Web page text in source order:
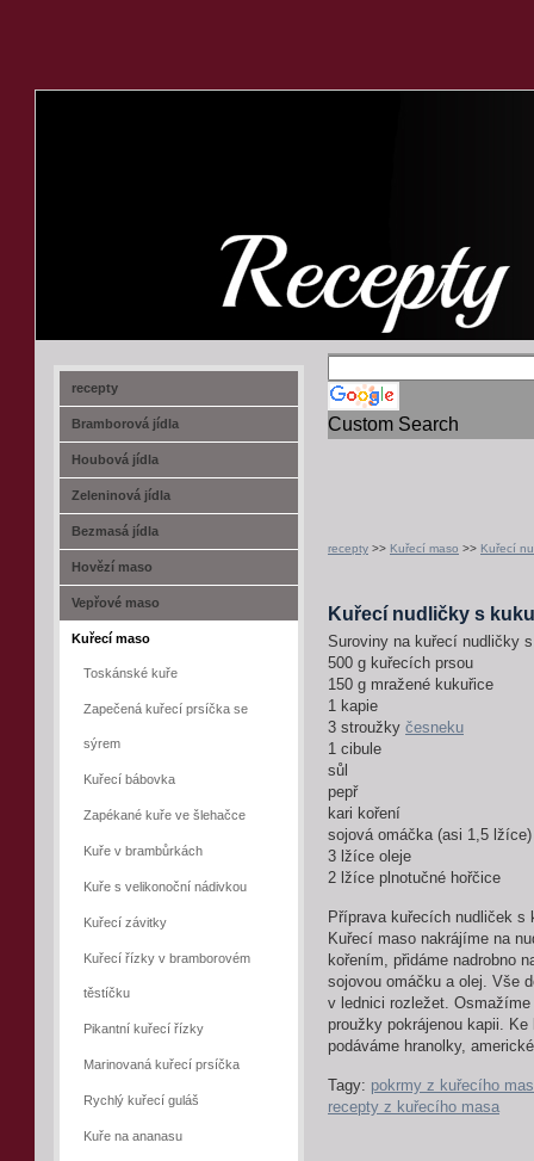
Custom Search
recepty >> Kuřecí maso >> Kuřecí
Kuřecí nudličky s
Suroviny na kuřecí nudličky
500 g kuřecích prsou
150 g mražené kukuřice
1 kapie
3 stroužky česneku
1 cibule
sůl
pepř
kari koření
sojová omáčka (asi 1,5 lžíce)
3 lžíce oleje
2 lžíce plnotučné hořčice
Příprava kuřecích nudliček s
Kuřecí maso nakrájíme na
kořením, přidáme nadrobno
sojovou omáčku a olej. Vše
v lednici rozležet. Osmažíme
proužky pokrájenou kapii.
podáváme hranolky,
Tagy: pokrmy z kuřecího
recepty z kuřecího masa
recepty
Bramborová jídla
Houbová jídla
Zeleninová jídla
Bezmasá jídla
Hovězí maso
Vepřové maso
Kuřecí maso
Toskánské kuře
Zapečená kuřecí prsíčka se
sýrem
Kuřecí bábovka
Zapékané kuře ve šlehačce
Kuře v brambůrkách
Kuře s velikonoční nádivkou
Kuřecí závitky
Kuřecí řízky v bramborovém
těstíčku
Pikantní kuřecí řízky
Marinovaná kuřecí prsíčka
Rychlý kuřecí guláš
Kuře na ananasu